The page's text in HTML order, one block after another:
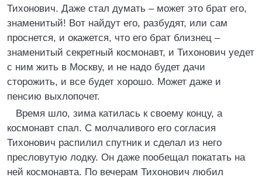
Тихонович. Даже стал думать – может это брат его,
знаменитый! Вот найдут его, разбудят, или сам
проснется, и окажется, что его брат близнец –
знаменитый секретный космонавт, и Тихонович уедет
с ним жить в Москву, и не надо будет дачи
сторожить, и все будет хорошо. Может даже и
пенсию выхлопочет.
Время шло, зима катилась к своему концу, а
космонавт спал. С молчаливого его согласия
Тихонович распилил спутник и сделал из него
пресловутую лодку. Он даже пообещал покатать на
ней космонавта. По вечерам Тихонович любил